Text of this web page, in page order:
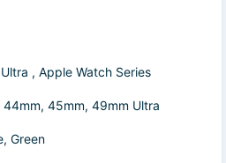
, Apple Watch Series
45mm, 49mm Ultra
Green